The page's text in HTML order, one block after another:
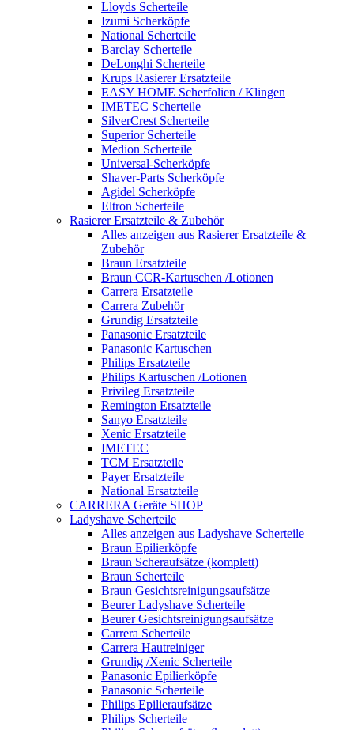
Lloyds Scherteile
Izumi Scherköpfe
National Scherteile
Barclay Scherteile
DeLonghi Scherteile
Krups Rasierer Ersatzteile
EASY HOME Scherfolien / Klingen
IMETEC Scherteile
SilverCrest Scherteile
Superior Scherteile
Medion Scherteile
Universal-Scherköpfe
Shaver-Parts Scherköpfe
Agidel Scherköpfe
Eltron Scherteile
Rasierer Ersatzteile & Zubehör
Alles anzeigen aus Rasierer Ersatzteile &
Zubehör
Braun Ersatzteile
Braun CCR-Kartuschen /Lotionen
Carrera Ersatzteile
Carrera Zubehör
Grundig Ersatzteile
Panasonic Ersatzteile
Panasonic Kartuschen
Philips Ersatzteile
Philips Kartuschen /Lotionen
Privileg Ersatzteile
Remington Ersatzteile
Sanyo Ersatzteile
Xenic Ersatzteile
IMETEC
TCM Ersatzteile
Payer Ersatzteile
National Ersatzteile
CARRERA Geräte SHOP
Ladyshave Scherteile
Alles anzeigen aus Ladyshave Scherteile
Braun Epilierköpfe
Braun Scheraufsätze (komplett)
Braun Scherteile
Braun Gesichtsreinigungsaufsätze
Beurer Ladyshave Scherteile
Beurer Gesichtsreinigungsaufsätze
Carrera Scherteile
Carrera Hautreiniger
Grundig /Xenic Scherteile
Panasonic Epilierköpfe
Panasonic Scherteile
Philips Epilieraufsätze
Philips Scherteile